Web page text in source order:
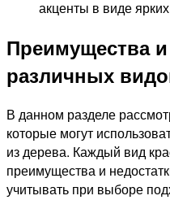
акценты в виде
Преимущества и
различных
В данном разделе
которые могут
из дерева. Каждый вид
преимущества и
учитывать при выборе